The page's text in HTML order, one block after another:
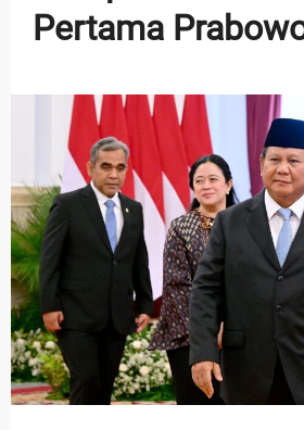
Pertama